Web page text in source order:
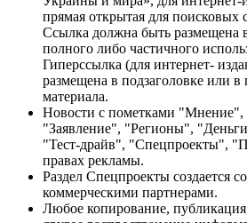
прямая открытая для поисковых
Ссылка должна быть размещена
полного либо частичного
Гиперссылка (для интернет-
размещена в подзаголовке или в
материала.
Новости с пометками "Мнение",
"Заявление", "Регионы",
"Тест-драйв", "Спецпроекты",
правах рекламы.
Раздел Спецпроекты создается
коммерческими партнерами.
Любое копирование,